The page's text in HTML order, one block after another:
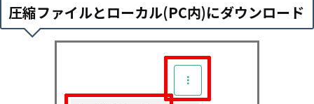
圧縮ファイルとローカル(PC内)にダウンロード